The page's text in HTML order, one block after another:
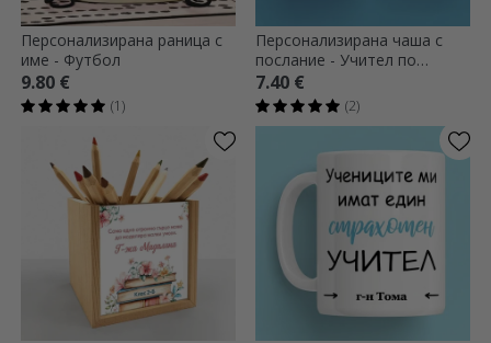
Персонализирана раница с
име - Футбол
9.80 €
(1)
Персонализирана чаша с
послание - Учител по
физическо възпитание
7.40 €
(2)